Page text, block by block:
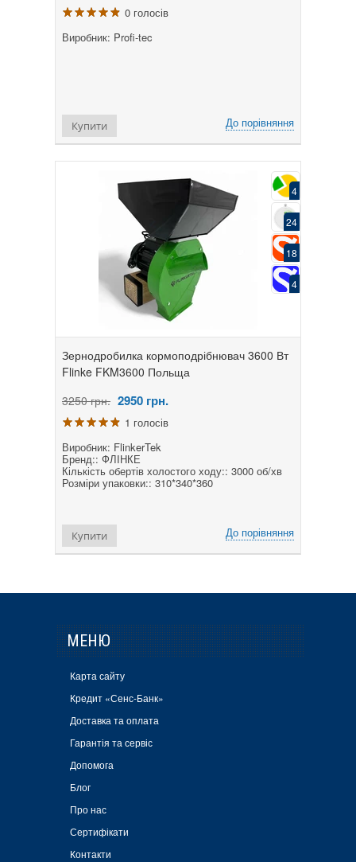
0 голосів
Виробник: Profi-tec
До порівняння
Купити
4
24
18
4
Зернодробилка кормоподрібнювач 3600 Вт
Flinke FKM3600 Польща
3250 грн. 2950 грн.
1 голосів
Виробник: FlinkerTek
Бренд:: ФЛІНКЕ
Кількість обертів холостого ходу:: 3000 об/хв
Розміри упаковки:: 310*340*360
До порівняння
Купити
МЕНЮ
Карта сайту
Кредит «Сенс-Банк»
Доставка та оплата
Гарантія та сервіс
Допомога
Блог
Про нас
Сертифікати
Контакти